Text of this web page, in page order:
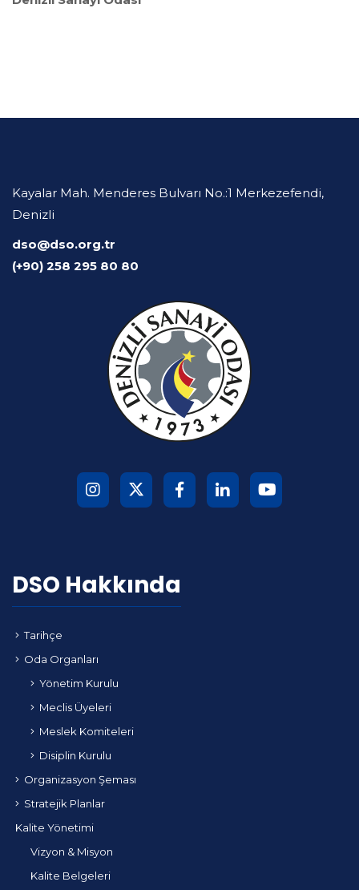
Kayalar Mah. Menderes Bulvarı No.:1 Merkezefendi,
Denizli
dso@dso.org.tr
(+90) 258 295 80 80
DSO Hakkında
Tarihçe
Oda Organları
Yönetim Kurulu
Meclis Üyeleri
Meslek Komiteleri
Disiplin Kurulu
Organizasyon Şeması
Stratejik Planlar
Kalite Yönetimi
Vizyon & Misyon
Kalite Belgeleri